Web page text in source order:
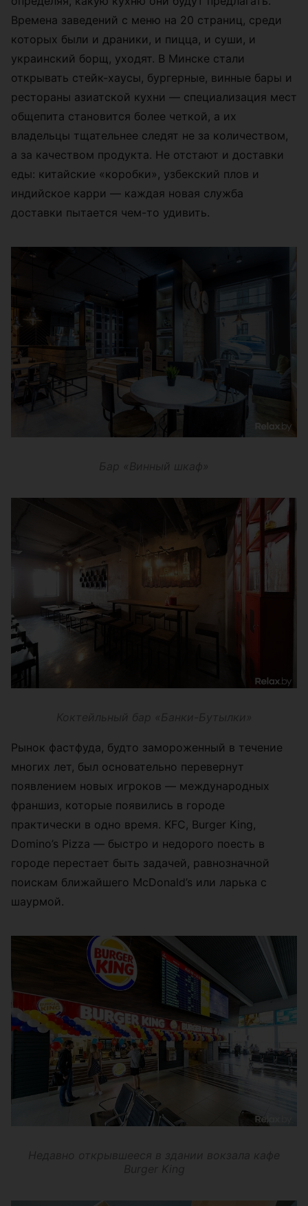
Времена заведений с меню на 20 страниц, среди
которых были и драники, и пицца, и суши, и
украинский борщ, уходят. В Минске стали
открывать стейк-хаусы, бургерные, винные бары и
рестораны азиатской кухни — специализация мест
общепита становится более четкой, а их
владельцы тщательнее следят не за количеством,
а за качеством продукта. Не отстают и доставки
еды: китайские «коробки», узбекский плов и
индийское карри — каждая новая служба
доставки пытается чем-то удивить.
Бар «Винный шкаф»
Коктейльный бар «Банки-Бутылки»
Рынок фастфуда, будто замороженный в течение
многих лет, был основательно перевернут
появлением новых игроков — международных
франшиз, которые появились в городе
практически в одно время. KFC, Burger King,
Domino’s Pizza — быстро и недорого поесть в
городе перестает быть задачей, равнозначной
поискам ближайшего McDonald’s или ларька с
шаурмой.
Недавно открывшееся в здании вокзала кафе
Burger King